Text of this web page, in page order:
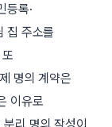
등록·
집 주소를
명의 계약은
이유로
리 명의 작성이